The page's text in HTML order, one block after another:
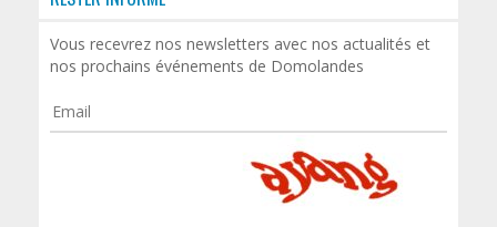
Vous recevrez nos newsletters avec nos actualités et
nos prochains événements de Domolandes